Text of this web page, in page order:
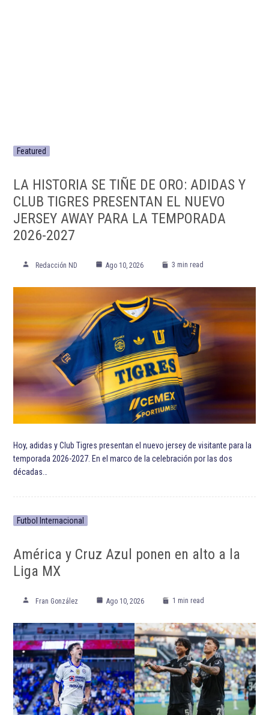
Featured
LA HISTORIA SE TIÑE DE ORO: ADIDAS Y
CLUB TIGRES PRESENTAN EL NUEVO
JERSEY AWAY PARA LA TEMPORADA
2026-2027
Redacción ND Ago 10, 2026 3 min read
Hoy, adidas y Club Tigres presentan el nuevo jersey de visitante para la
temporada 2026-2027. En el marco de la celebración por las dos
décadas…
Futbol Internacional
América y Cruz Azul ponen en alto a la
Liga MX
Fran González Ago 10, 2026 1 min read